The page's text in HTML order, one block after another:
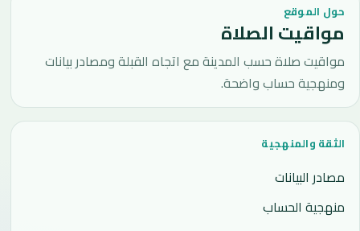
حول الموقع
مواقيت الصلاة
مواقيت صلاة حسب المدينة مع اتجاه القبلة ومصادر بيانات
ومنهجية حساب واضحة.
الثقة والمنهجية
مصادر البيانات
منهجية الحساب